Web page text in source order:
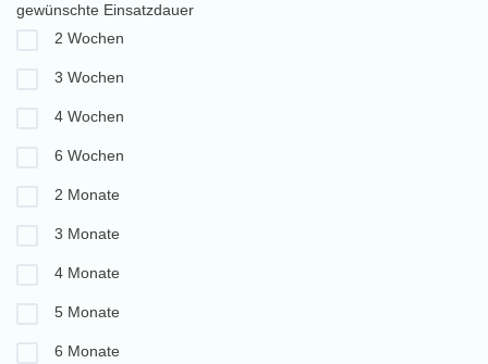
gewünschte Einsatzdauer
2 Wochen
3 Wochen
4 Wochen
6 Wochen
2 Monate
3 Monate
4 Monate
5 Monate
6 Monate